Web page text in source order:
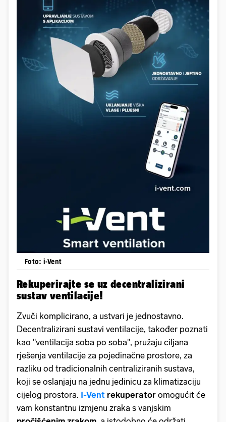
Foto: i-Vent
Rekuperirajte se uz decentralizirani
sustav ventilacije!
Zvuči komplicirano, a ustvari je jednostavno.
Decentralizirani sustavi ventilacije, također poznati
kao "ventilacija soba po soba", pružaju ciljana
rješenja ventilacije za pojedinačne prostore, za
razliku od tradicionalnih centraliziranih sustava,
koji se oslanjaju na jednu jedinicu za klimatizaciju
cijelog prostora. I-Vent rekuperator omogućit će
vam konstantnu izmjenu zraka s vanjskim